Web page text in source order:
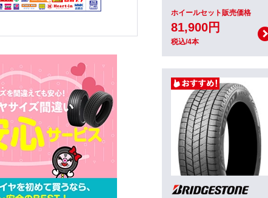
ホイールセット販売価格
81,900円
税込/4本